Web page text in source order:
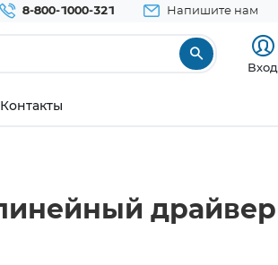
8-800-1000-321 Напишите нам
Вход
Контакты
драйвер